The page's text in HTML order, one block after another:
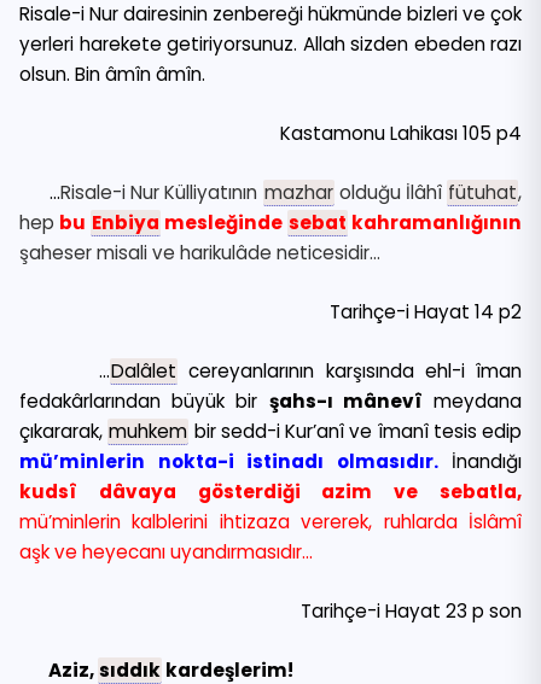
Risale-i Nur dairesinin zenbereği hükmünde bizleri ve çok
yerleri harekete getiriyorsunuz. Allah sizden ebeden razı
olsun. Bin âmîn âmîn.
Kastamonu Lahikası 105 p4
…Risale-i Nur Külliyatının mazhar olduğu İlâhî fütuhat,
hep bu Enbiya mesleğinde sebat kahramanlığının
şaheser misali ve harikulâde neticesidir…
Tarihçe-i Hayat 14 p2
…Dalâlet cereyanlarının karşısında ehl-i îman
fedakârlarından büyük bir şahs-ı mânevî meydana
çıkararak, muhkem bir sedd-i Kur’anî ve îmanî tesis edip
mü’minlerin nokta-i istinadı olmasıdır.İnandığı
kudsî dâvaya gösterdiği azim ve sebatla,
mü’minlerin kalblerini ihtizaza vererek, ruhlarda İslâmî
aşk ve heyecanı uyandırmasıdır…
Tarihçe-i Hayat 23 p son
Aziz,sıddık kardeşlerim!